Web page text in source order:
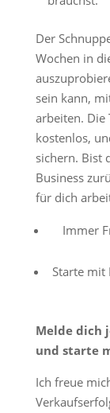
Der
Wochen in
sein kann,
arbeiten. Die
kostenlos,
sichern. Bist
Business
für dich
Immer
Starte mit
Melde dich
und starte
Ich freue